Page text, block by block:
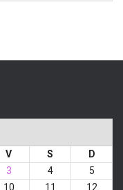
V S
D
3 4
5
10 11
12